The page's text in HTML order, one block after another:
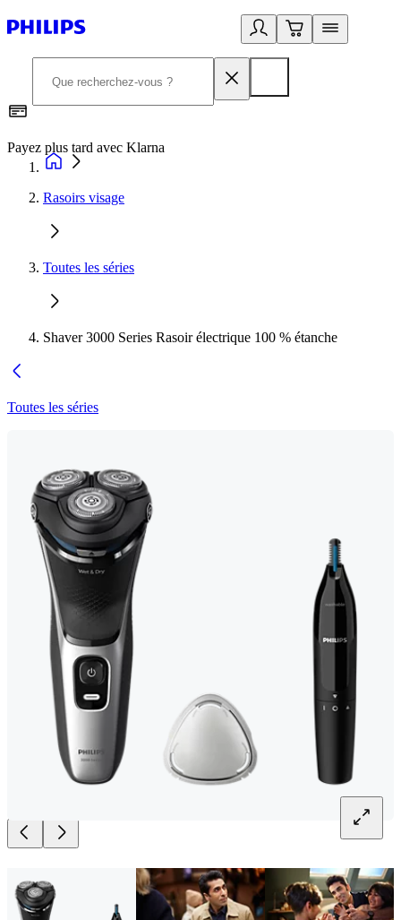
Payez plus tard avec Klarna
Rasoirs visage
Toutes les séries
Shaver 3000 Series Rasoir électrique 100 % étanche
Toutes les séries